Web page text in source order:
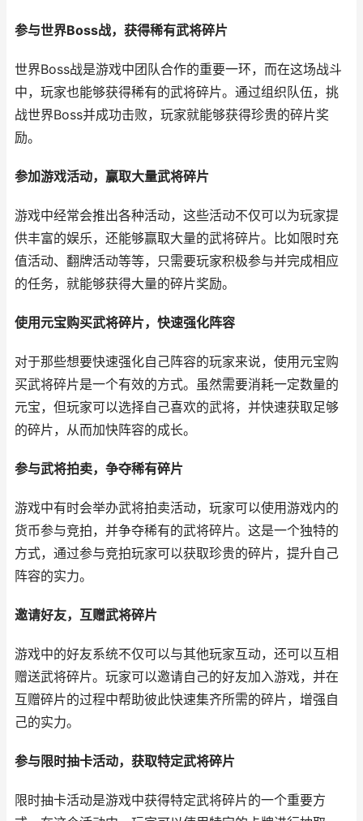
参与世界Boss战，获得稀有武将碎片
世界Boss战是游戏中团队合作的重要一环，而在这场战斗
中，玩家也能够获得稀有的武将碎片。通过组织队伍，挑
战世界Boss并成功击败，玩家就能够获得珍贵的碎片奖
励。
参加游戏活动，赢取大量武将碎片
游戏中经常会推出各种活动，这些活动不仅可以为玩家提
供丰富的娱乐，还能够赢取大量的武将碎片。比如限时充
值活动、翻牌活动等等，只需要玩家积极参与并完成相应
的任务，就能够获得大量的碎片奖励。
使用元宝购买武将碎片，快速强化阵容
对于那些想要快速强化自己阵容的玩家来说，使用元宝购
买武将碎片是一个有效的方式。虽然需要消耗一定数量的
元宝，但玩家可以选择自己喜欢的武将，并快速获取足够
的碎片，从而加快阵容的成长。
参与武将拍卖，争夺稀有碎片
游戏中有时会举办武将拍卖活动，玩家可以使用游戏内的
货币参与竞拍，并争夺稀有的武将碎片。这是一个独特的
方式，通过参与竞拍玩家可以获取珍贵的碎片，提升自己
阵容的实力。
邀请好友，互赠武将碎片
游戏中的好友系统不仅可以与其他玩家互动，还可以互相
赠送武将碎片。玩家可以邀请自己的好友加入游戏，并在
互赠碎片的过程中帮助彼此快速集齐所需的碎片，增强自
己的实力。
参与限时抽卡活动，获取特定武将碎片
限时抽卡活动是游戏中获得特定武将碎片的一个重要方